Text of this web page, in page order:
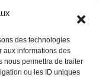
des technologies
aux informations des
nous permettra de traiter
ou les ID uniques